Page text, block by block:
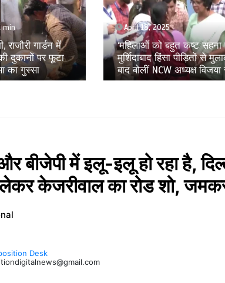
सहना पड़ा है’,
से मुलाकात के
विजया रहाटकर
April 18, 2025 1 min
Amritpal Singh की रिहाई
संकट के बादल, पंजाब सरकार
रही है ये बड़ा कदम!
बीजेपी में इलू-इलू हो रहा है,
केजरीवाल का रोड शो,
Desk